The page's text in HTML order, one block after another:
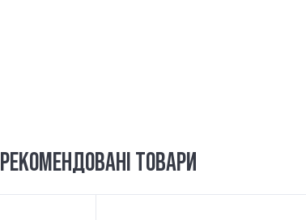
РЕКОМЕНДОВАНІ ТОВАРИ